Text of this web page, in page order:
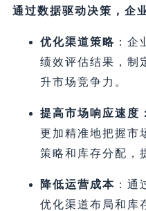
通过数据驱动决策，企
优化渠道策略 ：企
绩效评估结果，制
升市场竞争力。
提高市场响应速度：
更加精准地把握市
策略和库存分配，
降低运营成本 ：通
优化渠道布局和库